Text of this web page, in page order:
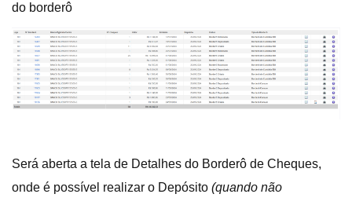
do borderô
Será aberta a tela de Detalhes do Borderô de Cheques,
onde é possível realizar o Depósito (quando não